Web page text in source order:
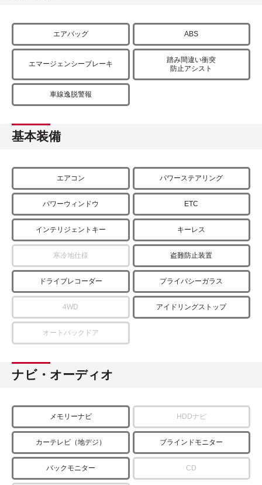
エアバッグ ABS
エマージェンシーブレーキ
踏み間違い衝突
防止アシスト
車線逸脱警報
基本装備
エアコン パワーステアリング
パワーウィンドウ ETC
インテリジェントキー キーレス
寒冷地仕様 盗難防止装置
ドライブレコーダー プライバシーガラス
4WD アイドリングストップ
オートバックドア
ナビ・オーディオ
メモリーナビ HDDナビ
カーテレビ（地デジ） ブラインドモニター
バックモニター CD